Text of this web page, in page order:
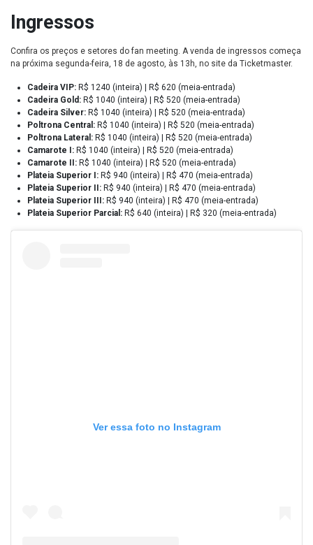
Ingressos
Confira os preços e setores do fan meeting. A venda de ingressos começa
na próxima segunda-feira, 18 de agosto, às 13h, no site da Ticketmaster.
Cadeira VIP: R$ 1240 (inteira) | R$ 620 (meia-entrada)
Cadeira Gold: R$ 1040 (inteira) | R$ 520 (meia-entrada)
Cadeira Silver: R$ 1040 (inteira) | R$ 520 (meia-entrada)
Poltrona Central: R$ 1040 (inteira) | R$ 520 (meia-entrada)
Poltrona Lateral: R$ 1040 (inteira) | R$ 520 (meia-entrada)
Camarote I: R$ 1040 (inteira) | R$ 520 (meia-entrada)
Camarote II: R$ 1040 (inteira) | R$ 520 (meia-entrada)
Plateia Superior I: R$ 940 (inteira) | R$ 470 (meia-entrada)
Plateia Superior II: R$ 940 (inteira) | R$ 470 (meia-entrada)
Plateia Superior III: R$ 940 (inteira) | R$ 470 (meia-entrada)
Plateia Superior Parcial: R$ 640 (inteira) | R$ 320 (meia-entrada)
Ver essa foto no Instagram